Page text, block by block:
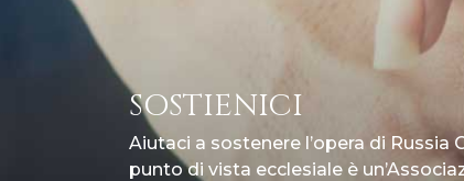
SOSTIENICI
Aiutaci a sostenere l’opera di
punto di vista ecclesiale è